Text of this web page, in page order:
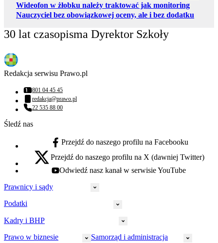
Wideofon w żłobku należy traktować jak monitoring
Nauczyciel bez obowiązkowej oceny, ale i bez dodatku
30 lat czasopisma Dyrektor Szkoły
Redakcja serwisu Prawo.pl
Numer telefonu:
801 04 45 45
Adres email:
redakcja@prawo.pl
Numer telefonu:
22 535 88 00
Śledź nas
facebook - otwiera się w nowej karcie
Przejdź do naszego profilu na Facebooku
x - otwiera się w nowej karcie
Przejdź do naszego profilu na X (dawniej Twitter)
youtube - otwiera się w nowej karcie
Odwiedź nasz kanał w serwisie YouTube
Prawnicy i sądy
Prawnicy
Policja
Podatki
CIT
Kadry i BHP
Prawo w biznesie Samorząd i administracja